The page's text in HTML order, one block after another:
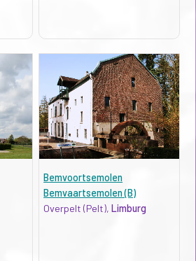
Bemvoortsemolen
Bemvaartsemolen (B)
Overpelt (Pelt),Limburg